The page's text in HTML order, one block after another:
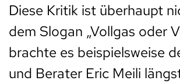
Diese Kritik ist überhaupt
dem Slogan „Vollgas oder
brachte es beispielsweise
und Berater Eric Meili